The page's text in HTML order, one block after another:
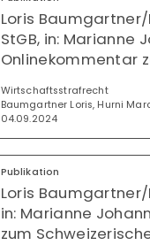
Loris
StGB, in: Marianne
Onlinekommentar
Wirtschaftsstrafrecht
Baumgartner Loris, Hurni
04.09.2024
Publikation
Loris
in: Marianne
zum